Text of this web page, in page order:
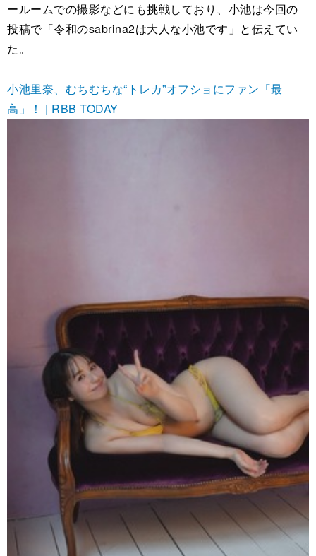
ールームでの撮影などにも挑戦しており、小池は今回の
投稿で「令和のsabrina2は大人な小池です」と伝えてい
た。
小池里奈、むちむちな“トレカ”オフショにファン「最
高」！ | RBB TODAY